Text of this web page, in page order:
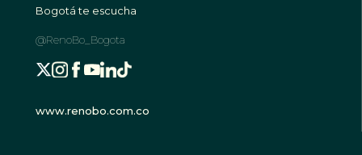
Bogotá te escucha
@RenoBo_Bogota
www.renobo.com.co